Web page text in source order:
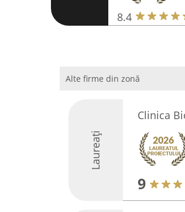
8.4
Alte firme din zonă
Laureați
Clinica
9